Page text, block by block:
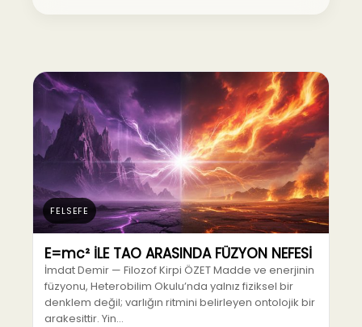
FELSEFE
E=mc² İLE TAO ARASINDA FÜZYON NEFESİ
İmdat Demir — Filozof Kirpi ÖZET Madde ve enerjinin
füzyonu, Heterobilim Okulu’nda yalnız fiziksel bir
denklem değil; varlığın ritmini belirleyen ontolojik bir
arakesittir. Yin…